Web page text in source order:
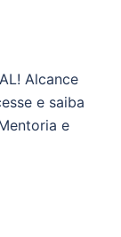
Alcance
e saiba
e